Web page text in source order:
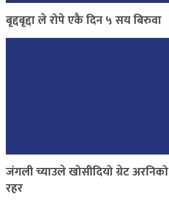
बृद्दबृद्दा ले रोपे एकै दिन ५ सय बिरुवा
जंगली च्याउले खोसीदियो ग्रेट
रहर